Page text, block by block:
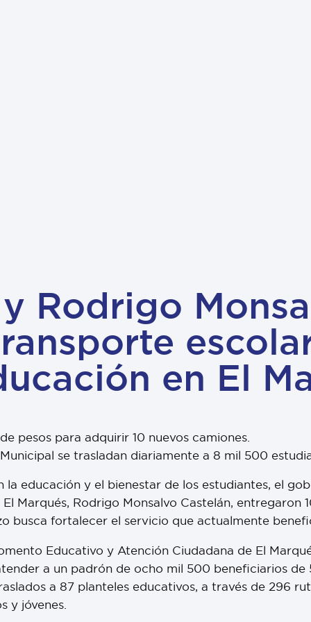
Rodrigo
en El
pesos para adquirir 10 nuevos camiones.
se trasladan diariamente a 8 mil 500
educación y el bienestar de los estudiantes, el
Marqués, Rodrigo Monsalvo Castelán, entregaron
busca fortalecer el servicio que actualmente
Educativo y Atención Ciudadana de El
a un padrón de ocho mil 500 beneficiarios
a 87 planteles educativos, a través de 296
y jóvenes.